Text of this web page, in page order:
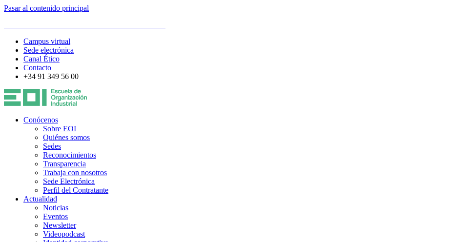
Pasar al contenido principal
Campus virtual
Sede electrónica
Canal Ético
Contacto
+34 91 349 56 00
Conócenos
Sobre EOI
Quiénes somos
Sedes
Reconocimientos
Transparencia
Trabaja con nosotros
Sede Electrónica
Perfil del Contratante
Actualidad
Noticias
Eventos
Newsletter
Videopodcast